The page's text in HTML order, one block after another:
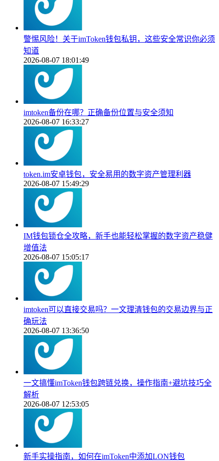
警惕风险！关于imToken钱包私钥，这些安全常识你必须
知道
2026-08-07 18:01:49
imtoken备份在哪？正确备份位置与安全须知
2026-08-07 16:33:27
token.im安卓钱包，安全易用的数字资产管理利器
2026-08-07 15:49:29
IM钱包锁仓全攻略，新手也能轻松掌握的数字资产稳健
增值法
2026-08-07 15:05:17
imtoken可以直接交易吗？一文理清钱包的交易边界与正
确玩法
2026-08-07 13:36:50
一文搞懂imToken钱包跨链兑换，操作指南+避坑技巧全
解析
2026-08-07 12:53:05
新手实操指南，如何在imToken中添加LON钱包